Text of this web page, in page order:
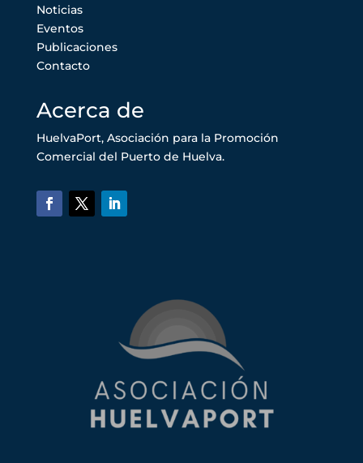
Noticias
Eventos
Publicaciones
Contacto
Acerca de
HuelvaPort, Asociación para la Promoción
Comercial del Puerto de Huelva.